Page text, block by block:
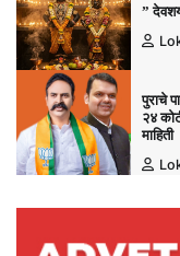
”
पुराचे
२४
माहिती